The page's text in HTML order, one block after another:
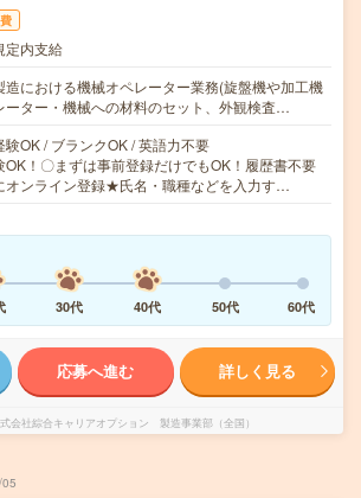
定内支給
造における機械オペレーター業務(旋盤機や加工機
ーター・機械への材料のセット、外観検査…
験OK / ブランクOK / 英語力不要
！〇まずは事前登録だけでもOK！履歴書不要
オンライン登録★氏名・職種などを入力す…
30代 40代 50代 60代
応募へ進む 詳しく見る
会社綜合キャリアオプション 製造事業部（全国）